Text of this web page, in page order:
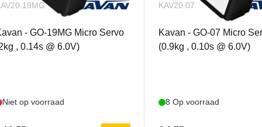
- GO-19MG Micro Servo
, 0.14s @ 6.0V)
Niet op voorraad
KAV20.07
Kavan - GO-07 Micro
(0.9kg , 0.10s @ 6.0V)
8 Op voorraad